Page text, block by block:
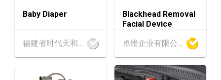
动触达全球
1-5
香港
01.09.2026 - 05.09.2026
国际名表荟萃 2026 (香港会议展览中心)
香港
01.09.2026 - 05.09.2026
Baby Diaper
Blackhead Removal
Facial Device